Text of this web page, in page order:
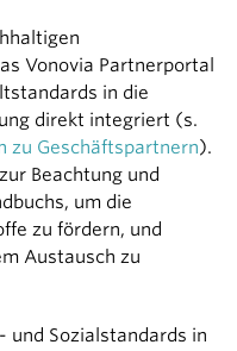
Vonovia Partnerportal
in die
direkt integriert (s.
zu Geschäftspartnern).
Beachtung und
um die
zu fördern, und
Austausch zu
und Sozialstandards in